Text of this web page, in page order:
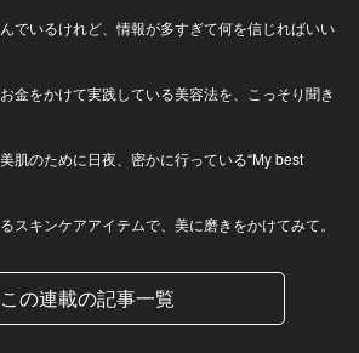
でいるけれど、情報が多すぎて何を信じればいい
金をかけて実践している美容法を、こっそり聞き
肌のために日夜、密かに行っている“My best
スキンケアアイテムで、美に磨きをかけてみて。
この連載の記事一覧